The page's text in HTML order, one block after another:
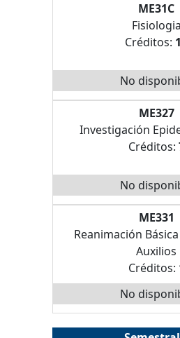
ME31C
Fisiologia
Créditos:
No
ME327
Investigación
Créditos:
No
ME331
Reanimación
Auxilios
Créditos:
No